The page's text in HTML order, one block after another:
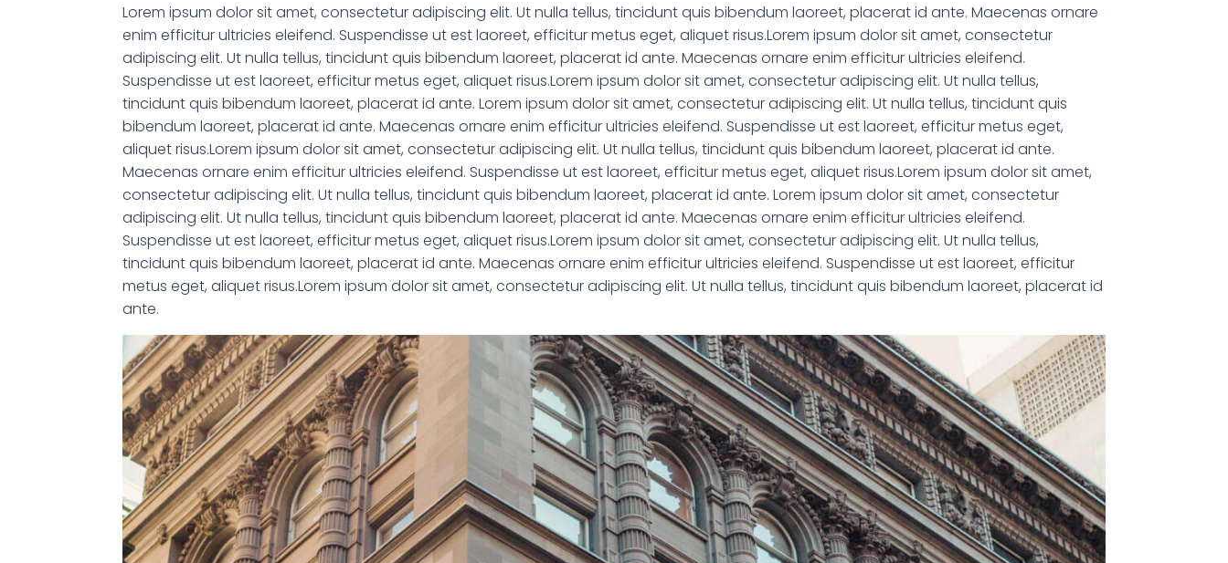
Lorem ipsum dolor sit amet, consectetur adipiscing elit. Ut nulla tellus, tincidunt quis bibendum laoreet, placerat id ante. Maecenas ornare
enim efficitur ultricies eleifend. Suspendisse ut est laoreet, efficitur metus eget, aliquet risus.Lorem ipsum dolor sit amet, consectetur
adipiscing elit. Ut nulla tellus, tincidunt quis bibendum laoreet, placerat id ante. Maecenas ornare enim efficitur ultricies eleifend.
Suspendisse ut est laoreet, efficitur metus eget, aliquet risus.Lorem ipsum dolor sit amet, consectetur adipiscing elit. Ut nulla tellus,
tincidunt quis bibendum laoreet, placerat id ante. Lorem ipsum dolor sit amet, consectetur adipiscing elit. Ut nulla tellus, tincidunt quis
bibendum laoreet, placerat id ante. Maecenas ornare enim efficitur ultricies eleifend. Suspendisse ut est laoreet, efficitur metus eget,
aliquet risus.Lorem ipsum dolor sit amet, consectetur adipiscing elit. Ut nulla tellus, tincidunt quis bibendum laoreet, placerat id ante.
Maecenas ornare enim efficitur ultricies eleifend. Suspendisse ut est laoreet, efficitur metus eget, aliquet risus.Lorem ipsum dolor sit amet,
consectetur adipiscing elit. Ut nulla tellus, tincidunt quis bibendum laoreet, placerat id ante. Lorem ipsum dolor sit amet, consectetur
adipiscing elit. Ut nulla tellus, tincidunt quis bibendum laoreet, placerat id ante. Maecenas ornare enim efficitur ultricies eleifend.
Suspendisse ut est laoreet, efficitur metus eget, aliquet risus.Lorem ipsum dolor sit amet, consectetur adipiscing elit. Ut nulla tellus,
tincidunt quis bibendum laoreet, placerat id ante. Maecenas ornare enim efficitur ultricies eleifend. Suspendisse ut est laoreet, efficitur
metus eget, aliquet risus.Lorem ipsum dolor sit amet, consectetur adipiscing elit. Ut nulla tellus, tincidunt quis bibendum laoreet, placerat id
ante.